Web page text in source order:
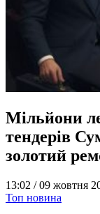
Мільйони
тендерів
золотий
13:02 /09 жовтня
Топ новина